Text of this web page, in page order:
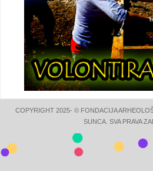
COPYRIGHT 2025- © FONDACIJA
SUNCA. SVA PRAVA